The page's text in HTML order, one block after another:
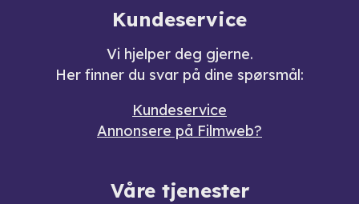
Kundeservice
Vi hjelper deg gjerne.
Her finner du svar på dine spørsmål:
Kundeservice
Annonsere på Filmweb?
Våre tjenester